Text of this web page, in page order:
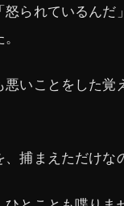
怒られているんだ
悪いことをした覚
捕まえただけな